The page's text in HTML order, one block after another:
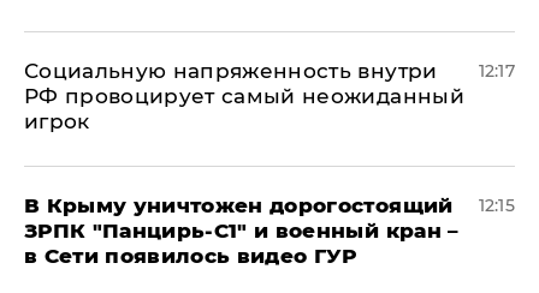
Социальную напряженность внутри
РФ провоцирует самый неожиданный
игрок
12:17
В Крыму уничтожен дорогостоящий
ЗРПК "Панцирь-С1" и военный кран –
в Сети появилось видео ГУР
12:15